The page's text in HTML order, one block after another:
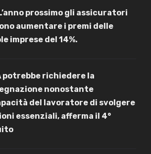
prossimo gli assicuratori
aumentare i premi delle
imprese del 14%.
potrebbe richiedere la
nonostante
del lavoratore di svolgere
essenziali, afferma il 4°